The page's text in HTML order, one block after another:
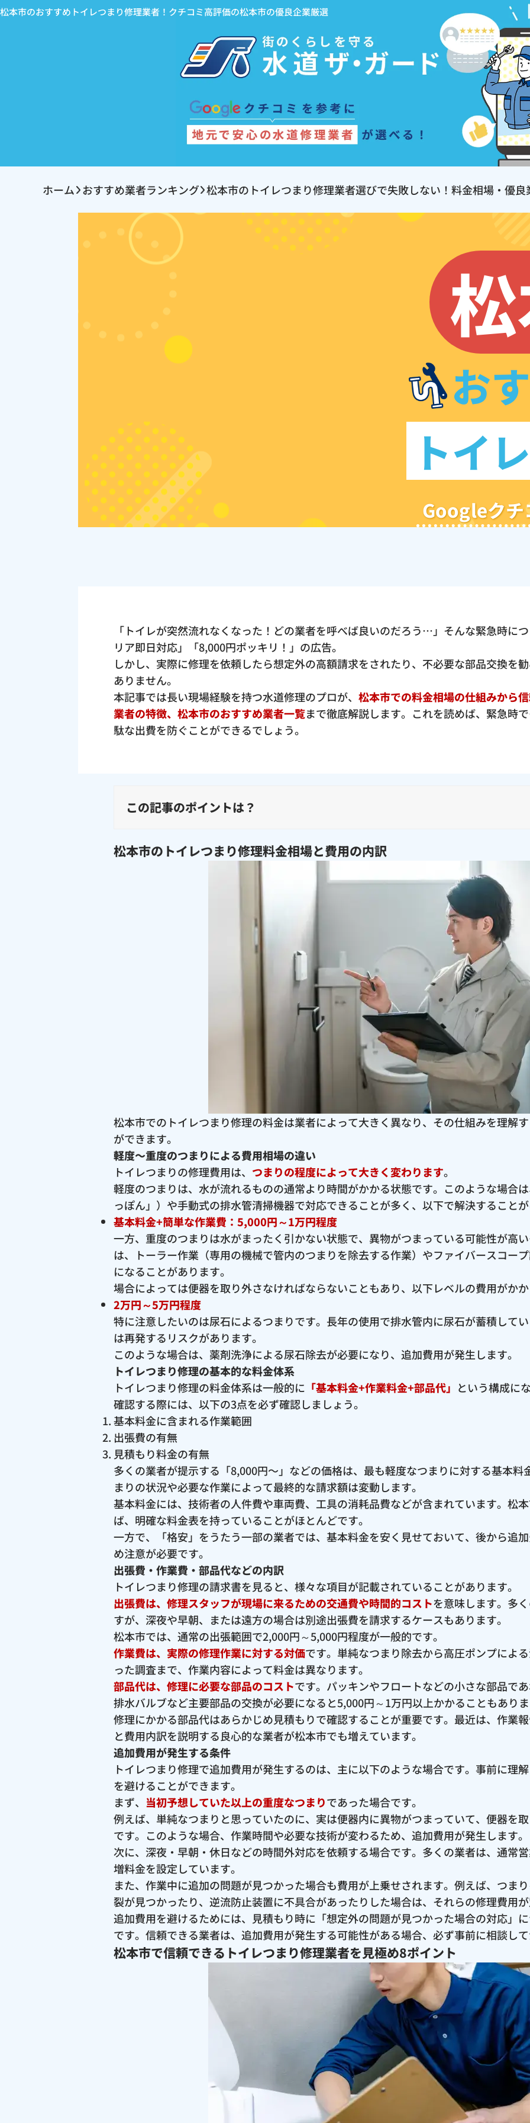
松本市のおすすめトイレつまり修理業者！クチコミ高評価の松本市の優良企業厳選
ホーム おすすめ業者ランキング 松本市のトイレつまり修理業者選びで失敗しない！料金相場・優
お
トイ
Googleクチ
「トイレが突然流れなくなった！どの業者を呼べば良いのだろう…」そんな緊急時に
リア即日対応」「8,000円ポッキリ！」の広告。
しかし、実際に修理を依頼したら想定外の高額請求をされたり、不必要な部品交換を
ありません。
本記事では長い現場経験を持つ水道修理のプロが、 松本市での料金相場の仕組みから
業者の特徴、松本市のおすすめ業者一覧まで徹底解説します。これを読めば、緊急時
駄な出費を防ぐことができるでしょう。
この記事のポイントは？
松本市のトイレつまり修理料金相場と費用の内訳
松本市でのトイレつまり修理の料金は業者によって大きく異なり、その仕組みを理解
ができます。
軽度〜重度のつまりによる費用相場の違い
トイレつまりの修理費用は、 つまりの程度によって大きく変わります。
軽度のつまりは、水が流れるものの通常より時間がかかる状態です。このような場合
っぽん」）や手動式の排水管清掃機器で対応できることが多く、以下で解決すること
基本料金+簡単な作業費：5,000円～1万円程度
一方、重度のつまりは水がまったく引かない状態で、異物がつまっている可能性が高
は、トーラー作業（専用の機械で管内のつまりを除去する作業）やファイバースコー
になることがあります。
場合によっては便器を取り外さなければならないこともあり、以下レベルの費用がか
2万円～5万円程度
特に注意したいのは尿石によるつまりです。長年の使用で排水管内に尿石が蓄積して
は再発するリスクがあります。
このような場合は、薬剤洗浄による尿石除去が必要になり、追加費用が発生します。
トイレつまり修理の基本的な料金体系
トイレつまり修理の料金体系は一般的に 「基本料金+作業料金+部品代」 という構成に
確認する際には、以下の3点を必ず確認しましょう。
基本料金に含まれる作業範囲
出張費の有無
見積もり料金の有無
多くの業者が提示する「8,000円〜」などの価格は、最も軽度なつまりに対する基本料
まりの状況や必要な作業によって最終的な請求額は変動します。
基本料金には、技術者の人件費や車両費、工具の消耗品費などが含まれています。松
ば、明確な料金表を持っていることがほとんどです。
一方で、「格安」をうたう一部の業者では、基本料金を安く見せておいて、後から追
め注意が必要です。
出張費・作業費・部品代などの内訳
トイレつまり修理の請求書を見ると、様々な項目が記載されていることがあります。
出張費は、修理スタッフが現場に来るための交通費や時間的コストを意味します。多
すが、深夜や早朝、または遠方の場合は別途出張費を請求するケースもあります。
松本市では、通常の出張範囲で2,000円～5,000円程度が一般的です。
作業費は、実際の修理作業に対する対価です。単純なつまり除去から高圧ポンプによ
った調査まで、作業内容によって料金は異なります。
部品代は、修理に必要な部品のコストです。パッキンやフロートなどの小さな部品で
排水バルブなど主要部品の交換が必要になると5,000円～1万円以上かかることもあり
修理にかかる部品代はあらかじめ見積もりで確認することが重要です。最近は、作業
と費用内訳を説明する良心的な業者が松本市でも増えています。
追加費用が発生する条件
トイレつまり修理で追加費用が発生するのは、主に以下のような場合です。事前に理
を避けることができます。
まず、 当初予想していた以上の重度なつまりであった場合です。
例えば、単純なつまりと思っていたのに、実は便器内に異物がつまっていて、便器を
です。このような場合、作業時間や必要な技術が変わるため、追加費用が発生します。
次に、深夜・早朝・休日などの時間外対応を依頼する場合です。多くの業者は、通常
増料金を設定しています。
また、作業中に追加の問題が見つかった場合も費用が上乗せされます。例えば、つま
裂が見つかったり、逆流防止装置に不具合があったりした場合は、それらの修理費用
追加費用を避けるためには、見積もり時に「想定外の問題が見つかった場合の対応」
です。信頼できる業者は、追加費用が発生する可能性がある場合、必ず事前に相談し
松本市で信頼できるトイレつまり修理業者を見極め8ポイント